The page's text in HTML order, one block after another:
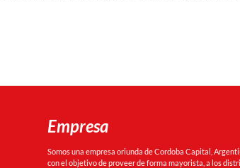
Empresa
Somos una empresa oriunda de Cordoba Capital,
con el objetivo de proveer de forma mayorista, a los